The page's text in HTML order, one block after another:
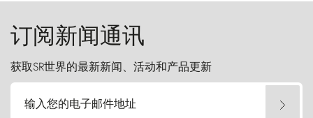
订阅新闻通讯
获取SR世界的最新新闻、活动和产品更新
输入您的电子邮件地址